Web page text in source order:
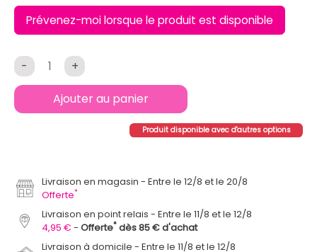
Prévenez-moi lorsque le produit est disponible
- +
Ajouter au panier
Produit disponible avec d'autres options
Livraison en magasin
Entre le 12/8 et le 20/8
Offerte*
Livraison en point relais
Entre le 11/8 et le 12/8
4,95 €
Offerte* dès 85 € d'achat
Livraison à domicile
Entre le 11/8 et le 12/8